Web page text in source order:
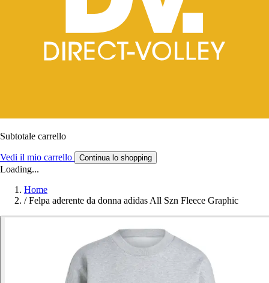
Subtotale carrello
Vedi il mio carrello Continua lo shopping
Loading...
Home
/ Felpa aderente da donna adidas All Szn Fleece Graphic